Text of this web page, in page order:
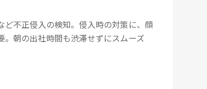
ど不正侵入の検知。侵入時の対策に、顔
朝の出社時間も渋滞せずにスムーズ